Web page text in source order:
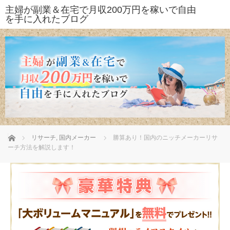
ホーム リサーチ, 国内メーカー
勝算あり！国内のニッチメーカーリサ
ーチ方法を解説します！